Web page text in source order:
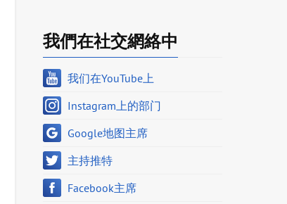
我們在社交網絡中
我们在YouTube上
Instagram上的部门
Google地图主席
主持推特
Facebook主席